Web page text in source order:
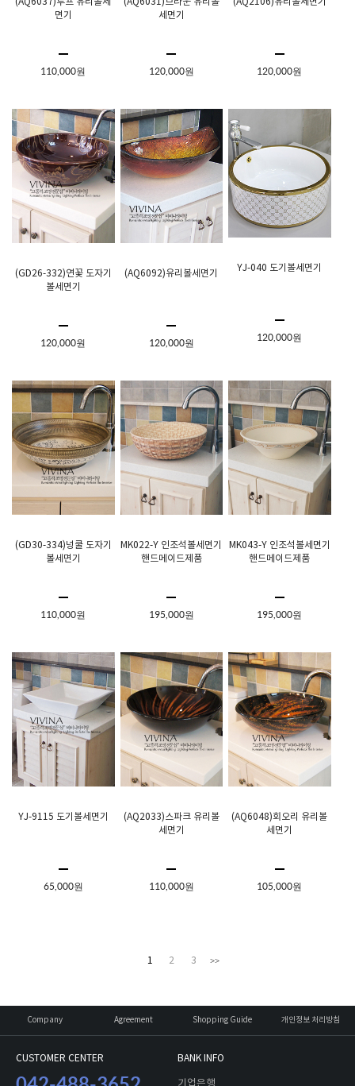
면기
110,000원
세면기
120,000원 120,000원
(GD26-332)연꽃 도자기
볼세면기
120,000원
(AQ6092)유리볼세면기
120,000원
YJ-040 도기볼세면기
120,000원
(GD30-334)넝쿨 도자기
볼세면기
110,000원
MK022-Y 인조석볼세면기
핸드메이드제품
195,000원
MK043-Y 인조석볼세면기
핸드메이드제품
195,000원
YJ-9115 도기볼세면기
65,000원
(AQ2033)스파크 유리볼
세면기
110,000원
(AQ6048)회오리 유리볼
세면기
105,000원
1 2 3 >>
Company Agreement Shopping Guide 개인정보 처리방침
CUSTOMER CENTER BANK INFO